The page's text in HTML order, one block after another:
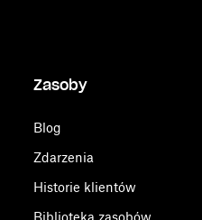
Zasoby
Blog
Zdarzenia
Historie klientów
Biblioteka zasobów